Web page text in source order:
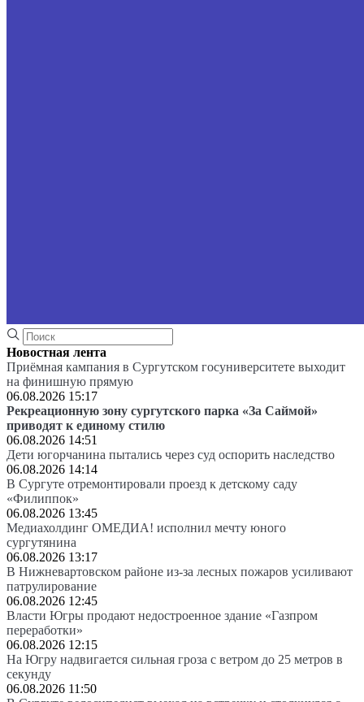
Новостная лента
Приёмная кампания в Сургутском госуниверситете выходит
на финишную прямую
06.08.2026 15:17
Рекреационную зону сургутского парка «За Саймой»
приводят к единому стилю
06.08.2026 14:51
Дети югорчанина пытались через суд оспорить наследство
06.08.2026 14:14
В Сургуте отремонтировали проезд к детскому саду
«Филиппок»
06.08.2026 13:45
Медиахолдинг ОМЕДИА! исполнил мечту юного
сургутянина
06.08.2026 13:17
В Нижневартовском районе из-за лесных пожаров усиливают
патрулирование
06.08.2026 12:45
Власти Югры продают недостроенное здание «Газпром
переработки»
06.08.2026 12:15
На Югру надвигается сильная гроза с ветром до 25 метров в
секунду
06.08.2026 11:50